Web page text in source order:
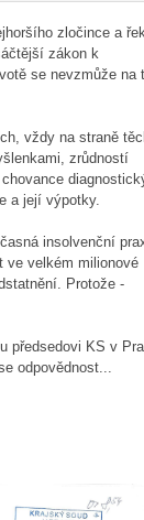
zločince a
zákon k
se nevzmůže na
vždy na straně
zrůdností
a její výpotky.
insolvenční
ve velkém milionové
Protože -
předsedovi KS v
odpovědnost...